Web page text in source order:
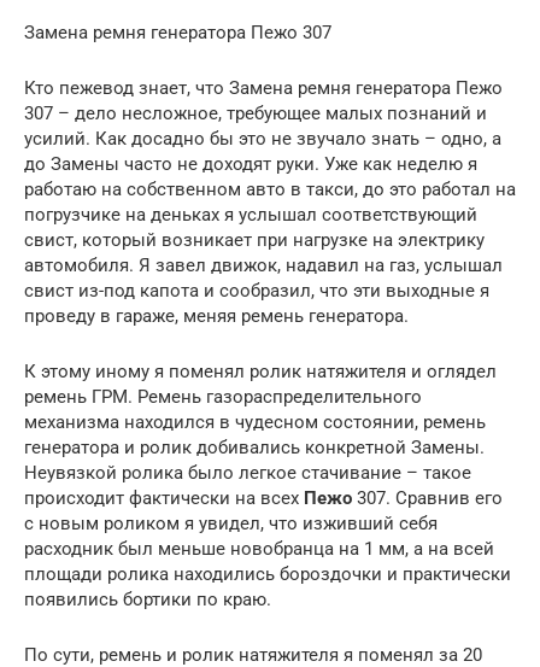
Замена ремня генератора Пежо 307
Кто пежевод знает, что Замена ремня генератора Пежо
307 – дело несложное, требующее малых познаний и
усилий. Как досадно бы это не звучало знать – одно, а
до Замены часто не доходят руки. Уже как неделю я
работаю на собственном авто в такси, до это работал на
погрузчике на деньках я услышал соответствующий
свист, который возникает при нагрузке на электрику
автомобиля. Я завел движок, надавил на газ, услышал
свист из-под капота и сообразил, что эти выходные я
проведу в гараже, меняя ремень генератора.
К этому иному я поменял ролик натяжителя и оглядел
ремень ГРМ. Ремень газораспределительного
механизма находился в чудесном состоянии, ремень
генератора и ролик добивались конкретной Замены.
Неувязкой ролика было легкое стачивание – такое
происходит фактически на всех Пежо 307. Сравнив его
с новым роликом я увидел, что изживший себя
расходник был меньше новобранца на 1 мм, а на всей
площади ролика находились бороздочки и практически
появились бортики по краю.
По сути, ремень и ролик натяжителя я поменял за 20